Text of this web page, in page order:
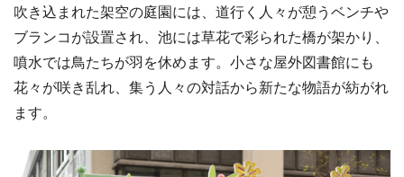
吹き込まれた架空の庭園には、道行く人々が憩うベンチや
ブランコが設置され、池には草花で彩られた橋が架かり、
噴水では鳥たちが羽を休めます。小さな屋外図書館にも
花々が咲き乱れ、集う人々の対話から新たな物語が紡がれ
ます。